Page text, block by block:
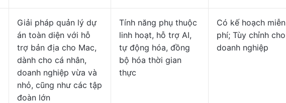
Giải pháp quản lý dự
án toàn diện với hỗ
trợ bản địa cho Mac,
dành cho cá nhân,
doanh nghiệp vừa và
nhỏ, cũng như các tập
đoàn lớn
Tính năng phụ thuộc
linh hoạt, hỗ trợ AI,
tự động hóa, đồng
bộ hóa thời gian
thực
Có kế hoạch miễn
phí; Tùy chỉnh cho
doanh nghiệp